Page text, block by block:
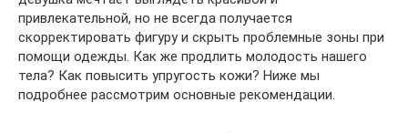
привлекательной, но не всегда получается
скорректировать фигуру и скрыть проблемные зоны при
помощи одежды. Как же продлить молодость нашего
тела? Как повысить упругость кожи? Ниже мы
подробнее рассмотрим основные рекомендации.